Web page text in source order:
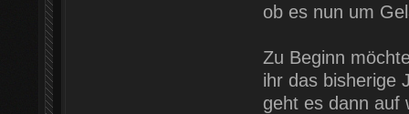
ob es nun um
Zu Beginn
ihr das bisherige
geht es dann auf